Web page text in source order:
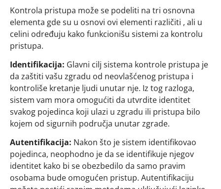
Kontrola pristupa može se podeliti na tri osnovna
elementa gde su u osnovi ovi elementi različiti , ali u
celini određuju kako funkcionišu sistemi za kontrolu
pristupa.
Identifikacija: Glavni cilj sistema kontrole pristupa je
da zaštiti vašu zgradu od neovlašćenog pristupa i
kontroliše kretanje ljudi unutar nje. Iz tog razloga,
sistem vam mora omogućiti da utvrdite identitet
svakog pojedinca koji ulazi u zgradu ili pristupa bilo
kojem od sigurnih područja unutar zgrade.
Autentifikacija: Nakon što je sistem identifikovao
pojedinca, neophodno je da se identifikuje njegov
identitet kako bi se obezbedilo da samo pravim
osobama bude omogućen pristup. Autentifikaciju